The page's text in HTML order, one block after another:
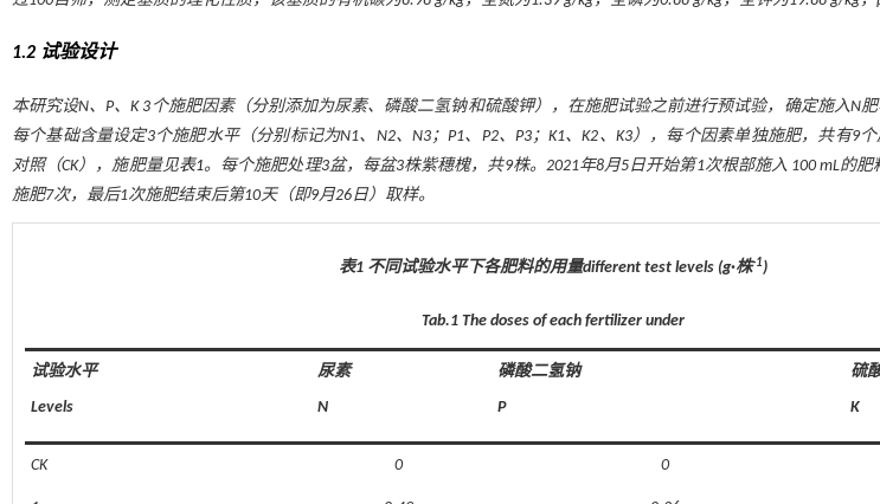
1.2 试验设计
本研究设N、P、K 3个施肥因素（分别添加为尿素、磷酸二氢钠和硫酸钾），在施肥试验之前进行预试验，确定施入N
每个基础含量设定3个施肥水平（分别标记为N1、N2、N3；P1、P2、P3；K1、K2、K3），每个因素单独施肥，共有9
对照（CK），施肥量见表1。每个施肥处理3盆，每盆3株紫穗槐，共9株。2021年8月5日开始第1次根部施入 100 mL的
施肥7次，最后1次施肥结束后第10天（即9月26日）取样。
表1 不同试验水平下各肥料的用量different test levels (g·株-1)
Tab.1 The doses of each fertilizer under
试验水平
Levels
尿素
N
磷酸二氢钠
P
硫
K
CK 0 0